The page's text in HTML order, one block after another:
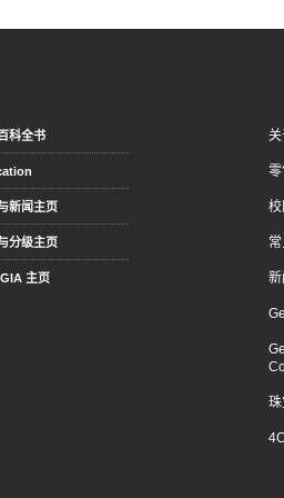
科全书
新闻主页
分级主页
主页
关